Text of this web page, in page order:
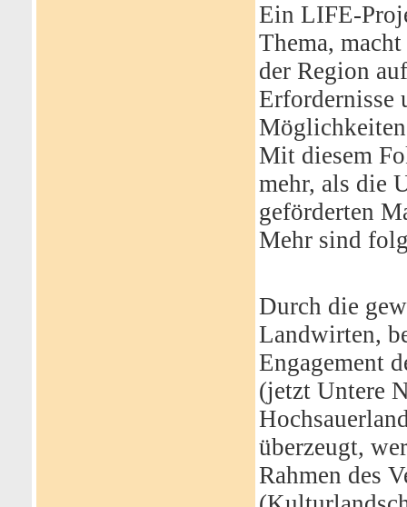
Ein LIFE-
Thema,
der Region
Erfordernisse
Mit diesem
mehr, als die
geförderten
Mehr sind
Durch die
Landwirten,
Engagement
(jetzt Untere
überzeugt,
Rahmen des